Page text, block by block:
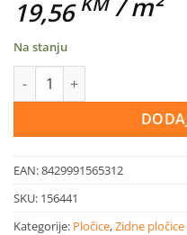
was:
43,25 KM.
is:
19,56
Na stanju
Keramička pločica zidna
EAN:8429991565312
SKU: 156441
Kategorije: Pločice,Zidne pločice